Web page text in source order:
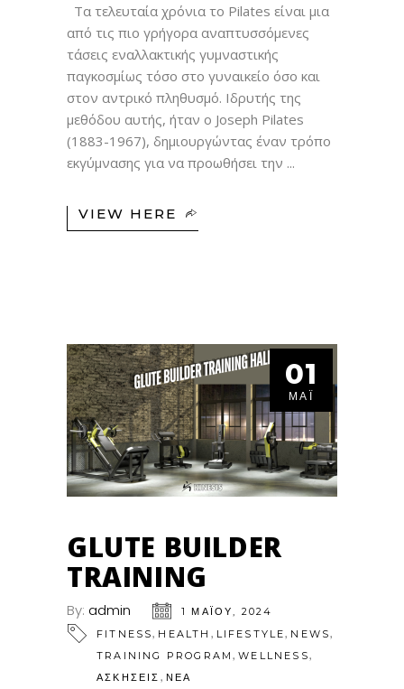
Τα τελευταία χρόνια το Pilates είναι μια
από τις πιο γρήγορα αναπτυσσόμενες
τάσεις εναλλακτικής γυμναστικής
παγκοσμίως τόσο στο γυναικείο όσο και
στον αντρικό πληθυσμό. Ιδρυτής της
μεθόδου αυτής, ήταν ο Joseph Pilates
(1883-1967), δημιουργώντας έναν τρόπο
εκγύμνασης για να προωθήσει την
VIEW HERE
01
ΜΆΙ
GLUTE BUILDER
TRAINING
By: admin
1 ΜΑΪ́ΟΥ, 2024
FITNESS, HEALTH , LIFESTYLE, NEWS,
TRAINING PROGRAM,WELLNESS,
ΑΣΚΗΣΕΙΣ , ΝΕΑ